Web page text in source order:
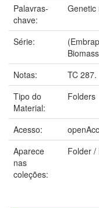
Palavras-
chave:
Genetic
Série:
Notas:
TC 287.
Tipo do
Material:
Folders
Acesso:
Aparece
nas
coleções:
Folder /